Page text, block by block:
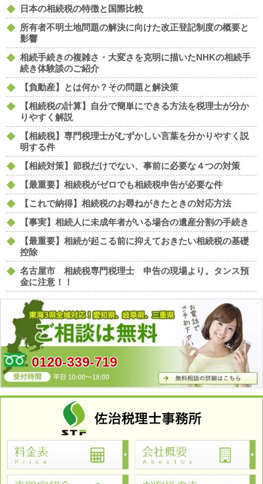
日本の相続税の特徴と国際比較
所有者不明土地問題の解決に向けた改正登記制度の概要と
影響
相続手続きの複雑さ・大変さを克明に描いたNHKの相続手
続き体験談のご紹介
【負動産】とは何か？その問題と解決策
【相続税の計算】自分で簡単にできる方法を税理士が分か
りやすく解説
【相続税】専門税理士がむずかしい言葉を分かりやすく説
明する件
【相続対策】節税だけでない、事前に必要な４つの対策
【最重要】相続税がゼロでも相続税申告が必要な件
【これで納得】相続税のお尋ねがきたときの対応方法
【事実】相続人に未成年者がいる場合の遺産分割の手続き
【最重要】相続が起こる前に抑えておきたい相続税の基礎
控除
名古屋市 相続税専門税理士 申告の現場より。タンス預
金に注意！！
0120-339-719